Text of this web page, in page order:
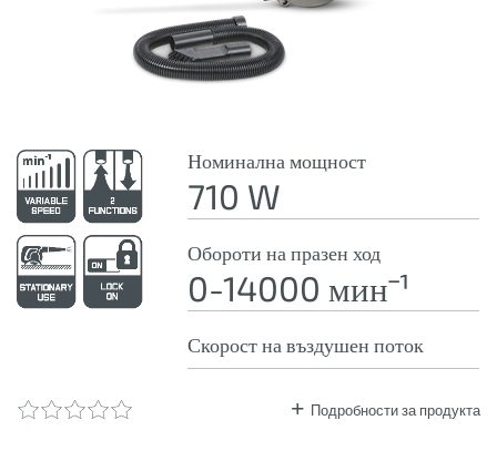
Номинална мощност
710 W
Обороти на празен ход
0-14000 минˉ¹
Скорост на въздушен поток
Подробности за продукта